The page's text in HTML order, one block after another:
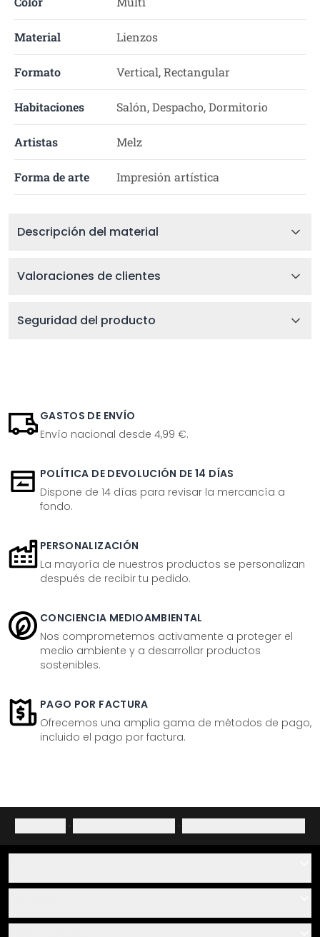
Material Lienzos
Formato Vertical, Rectangular
Habitaciones Salón, Despacho, Dormitorio
Artistas Melz
Forma de arte Impresión artística
Descripción del material
Valoraciones de clientes
Seguridad del producto
GASTOS DE ENVÍO
Envío nacional desde 4,99 €.
POLÍTICA DE DEVOLUCIÓN DE 14 DÍAS
Dispone de 14 días para revisar la mercancía a
fondo.
PERSONALIZACIÓN
La mayoría de nuestros productos se personalizan
después de recibir tu pedido.
CONCIENCIA MEDIOAMBIENTAL
Nos comprometemos activamente a proteger el
medio ambiente y a desarrollar productos
sostenibles.
PAGO POR FACTURA
Ofrecemos una amplia gama de métodos de pago,
incluido el pago por factura.
· ·
Sobre nosotros